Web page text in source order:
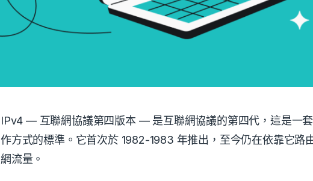
IPv4 — 互聯網協議第四版本 — 是互聯網協議的第四代，這是一
作方式的標準。它首次於 1982-1983 年推出，至今仍在依靠它路
網流量。